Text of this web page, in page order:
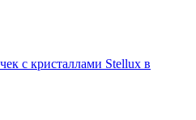
с кристаллами Stellux в